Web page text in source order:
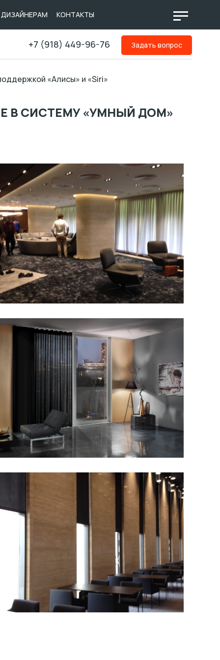
ДИЗАЙНЕРАМ КОНТАКТЫ
+7 (918) 449-96-76 Задать вопрос
«Алисы» и «Siri»
В СИСТЕМУ «УМНЫЙ ДОМ»